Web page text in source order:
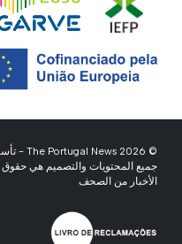
© 2026 The Portugal News - تأسست عام 1977
الأخبار من الصحف